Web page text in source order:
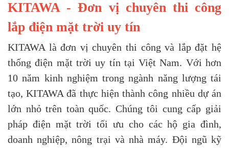
KITAWA - Đơn vị chuyên thi công
lắp điện mặt trời uy tín
KITAWA là đơn vị chuyên thi công và lắp đặt hệ
thống điện mặt trời uy tín tại Việt Nam. Với hơn
10 năm kinh nghiệm trong ngành năng lượng tái
tạo, KITAWA đã thực hiện thành công nhiều dự án
lớn nhỏ trên toàn quốc. Chúng tôi cung cấp giải
pháp điện mặt trời tối ưu cho các hộ gia đình,
doanh nghiệp, nông trại và nhà máy. Đội ngũ kỹ